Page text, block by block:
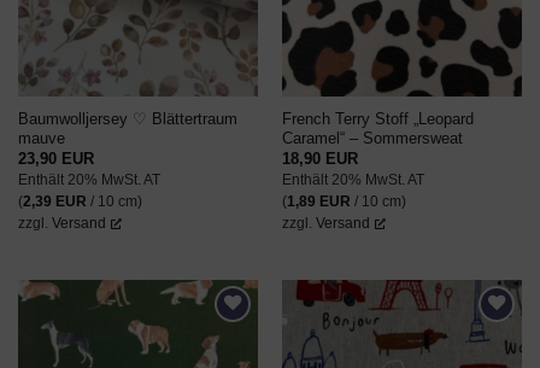
Baumwolljersey ♡ Blättertraum
mauve
23,90 EUR
Enthält 20% MwSt. AT
(2,39 EUR / 10 cm)
zzgl. Versand
French Terry Stoff „Leopard
Caramel“ – Sommersweat
18,90 EUR
Enthält 20% MwSt. AT
(1,89 EUR / 10 cm)
zzgl. Versand
AUF DEN
AUF DEN